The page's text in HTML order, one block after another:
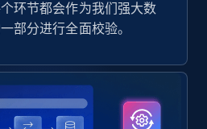
环节都会作为我们强大数
部分进行全面校验。